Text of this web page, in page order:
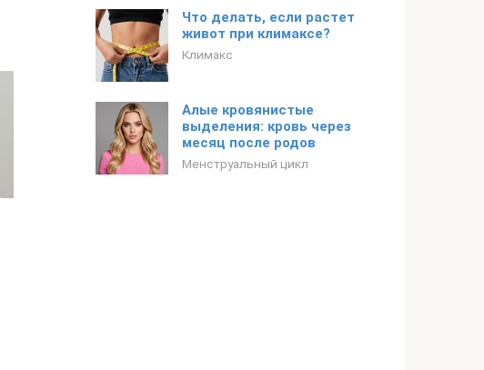
Что делать, если растет
живот при климаксе?
Климакс
Алые кровянистые
выделения: кровь через
месяц после родов
Менструальный цикл